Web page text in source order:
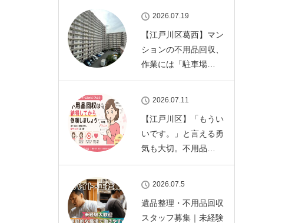
2026.07.19
【江戸川区葛西】マン
ションの不用品回収、
作業には「駐車場…
2026.07.11
【江戸川区】「もうい
いです。」と言える勇
気も大切。不用品…
2026.07.5
遺品整理・不用品回収
スタッフ募集｜未経験